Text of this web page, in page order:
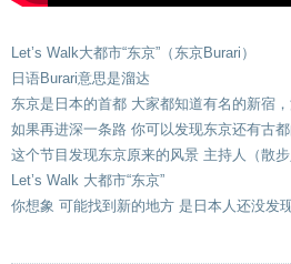
Let’s Walk大都市“东京”（东京Burari）
日语Burari意思是溜达
东京是日本的首都 大家都知道有名的新宿
如果再进深一条路 你可以发现东京还有古
这个节目发现东京原来的风景 主持人（散
Let’s Walk 大都市“东京”
你想象 可能找到新的地方 是日本人还没发